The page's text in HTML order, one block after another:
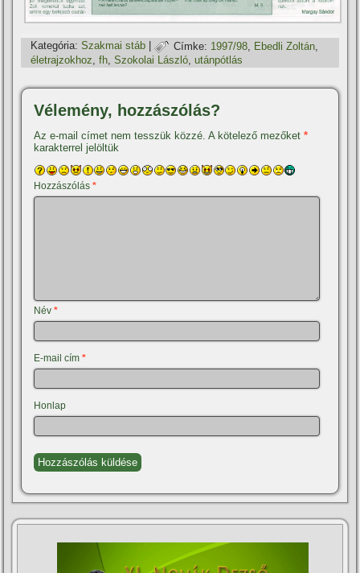
Kategória: Szakmai stáb | Címke: 1997/98 Ebedli Zoltán
életrajzokhoz,fh,Szokolai László,utánpótlás
Vélemény, hozzászólás?
Az e-mail címet nem tesszük közzé. A kötelező mezőket*
karakterrel jelöltük
Hozzászólás*
Név*
E-mail cím*
Honlap